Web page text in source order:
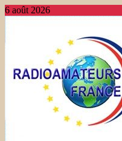
6 août 2026